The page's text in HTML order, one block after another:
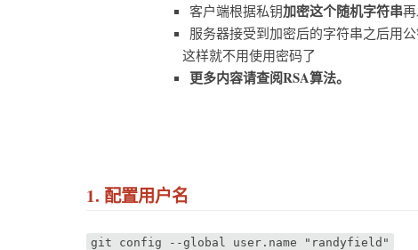
客户端根据私钥加密这个随机字符串
服务器接受到加密后的字符串之后用
这样就不用使用密码了
更多内容请查阅RSA算法。
1. 配置用户名
git config --global user.name "randyfield"